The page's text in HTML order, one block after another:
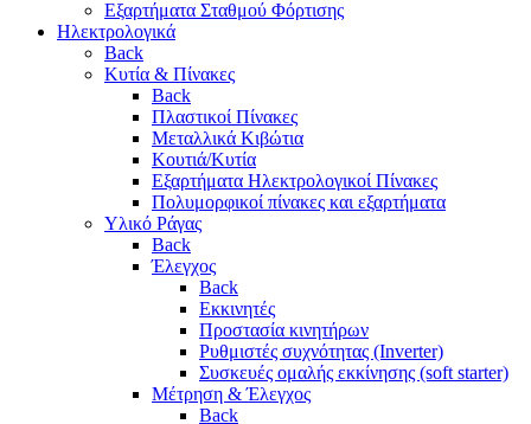
Εξαρτήματα Σταθμού Φόρτισης
Ηλεκτρολογικά
Back
Κυτία & Πίνακες
Back
Πλαστικοί Πίνακες
Μεταλλικά Κιβώτια
Κουτιά/Κυτία
Εξαρτήματα Ηλεκτρολογικοί Πίνακες
Πολυμορφικοί πίνακες και εξαρτήματα
Υλικό Ράγας
Back
Έλεγχος
Back
Εκκινητές
Προστασία κινητήρων
Ρυθμιστές συχνότητας (Inverter)
Συσκευές ομαλής εκκίνησης (soft starter)
Μέτρηση & Έλεγχος
Back